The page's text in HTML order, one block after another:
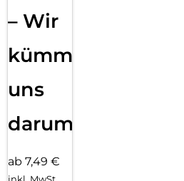
– Wir
kümmern
uns
darum!
ab 7,49 €
inkl. MwSt.